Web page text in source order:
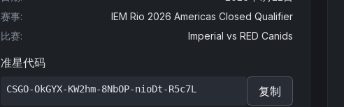
赛事:
IEM Rio 2026 Americas Closed Qualifier
比赛: Imperial vs RED Canids
准星代码
CSGO-OkGYX-KW2hm-8NbOP-nioDt-R5c7L 复制